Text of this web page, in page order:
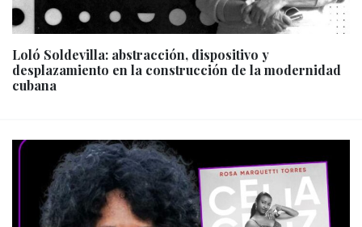
Loló Soldevilla: abstracción, dispositivo y
desplazamiento en la construcción de la modernidad
cubana